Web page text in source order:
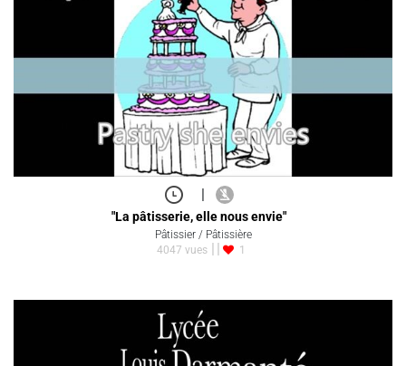
|
"La pâtisserie, elle nous envie"
Pâtissier / Pâtissière
4047 vues
1